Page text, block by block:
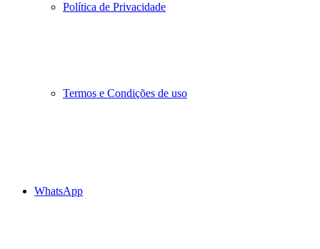
Política de Privacidade
Termos e Condições de uso
WhatsApp